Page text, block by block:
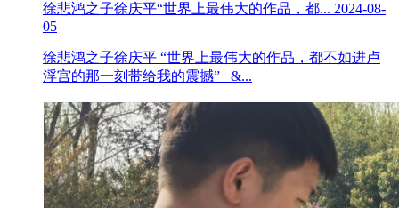
徐悲鸿之子徐庆平“世界上最伟大的作品，都... 2024-08-
05
徐悲鸿之子徐庆平 “世界上最伟大的作品，都不如进卢
浮宫的那一刻带给我的震撼” &...